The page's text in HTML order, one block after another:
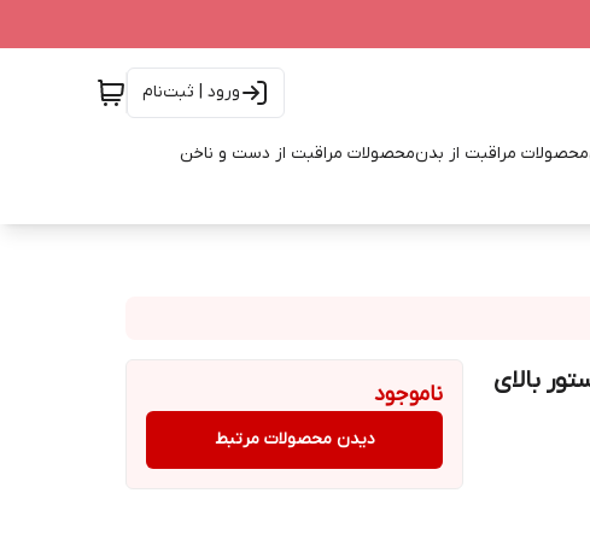
ورود | ثبت‌نام
محصولات مراقبت از بدنمحصولات مراقبت از دست و ناخن
بالای
ناموجود
دیدن محصولات مرتبط